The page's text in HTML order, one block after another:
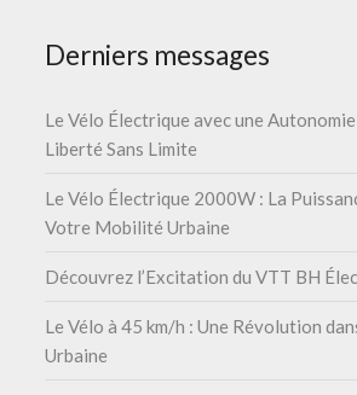
Derniers messages
Le Vélo Électrique avec une Autonomie
Liberté Sans Limite
Le Vélo Électrique 2000W : La
Votre Mobilité Urbaine
Découvrez l’Excitation du VTT BH
Le Vélo à 45 km/h : Une Révolution
Urbaine